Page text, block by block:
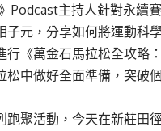
Podcast主持人針對永續
元，分享如何將運動科
行《萬金石馬拉松全攻略
松中做好全面準備，突破
跑聚活動，今天在新莊田